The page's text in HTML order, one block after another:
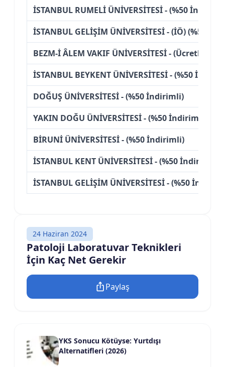
İSTANBUL RUMELİ ÜNİVERSİTESİ - (%50
İSTANBUL GELİŞİM ÜNİVERSİTESİ - (İÖ) (%50
BEZM-İ ÂLEM VAKIF ÜNİVERSİTESİ - (Ücretli)
İSTANBUL BEYKENT ÜNİVERSİTESİ - (%50
DOĞUŞ ÜNİVERSİTESİ - (%50 İndirimli)
YAKIN DOĞU ÜNİVERSİTESİ - (%50 İndirimli)
BİRUNİ ÜNİVERSİTESİ - (%50 İndirimli)
İSTANBUL KENT ÜNİVERSİTESİ - (%50 İndirimli)
İSTANBUL GELİŞİM ÜNİVERSİTESİ - (%50
24 Haziran 2024
Patoloji Laboratuvar Teknikleri
İçin Kaç Net Gerekir
Paylaş
YKS Sonucu Kötüyse: Yurtdışı
Alternatifleri (2026)